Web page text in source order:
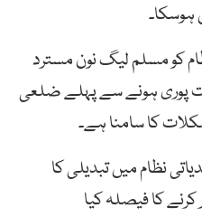
ہوسکا۔
کو مسلم لیگ نون مسترد
پوری ہونے سے پہلے ضلعی
کا سامنا ہے۔
نظام میں تبدیلی کا
کا فیصلہ کیا